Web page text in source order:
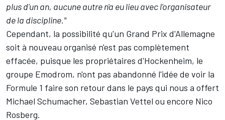
plus d'un an, aucune autre n'a eu lieu avec l'organisateur
de la discipline."
Cependant, la possibilité qu'un Grand Prix d'Allemagne
soit à nouveau organisé n'est pas complètement
effacée, puisque les propriétaires d'Hockenheim, le
groupe Emodrom, n'ont pas abandonné l'idée de voir la
Formule 1 faire son retour dans le pays qui nous a offert
Michael Schumacher, Sebastian Vettel ou encore Nico
Rosberg.